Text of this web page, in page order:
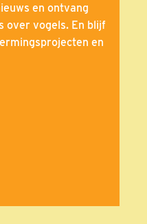
en ontvang
over vogels. En blijf
en